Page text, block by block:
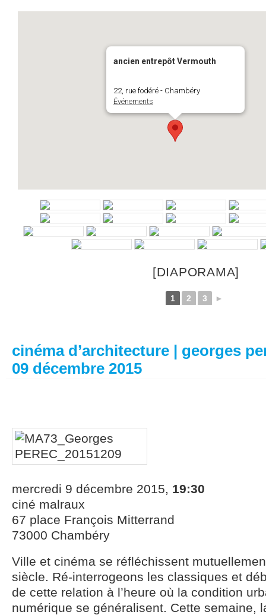
ancien entrepôt Vermouth
22, rue fodéré - Chambéry
Événements
[DIAPORAMA]
1 2 3 ►
cinéma d’architecture | georges
09 décembre 2015
mercredi 9 décembre 2015, 19:30
ciné malraux
67 place François Mitterrand
73000 Chambéry
Ville et cinéma se réfléchissent
siècle. Ré-interrogeons les classiques et
de cette relation à l’heure où la condition
numérique se généralisent. Cette semaine,